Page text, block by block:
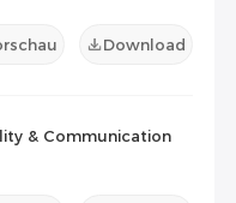
Download
& Communication